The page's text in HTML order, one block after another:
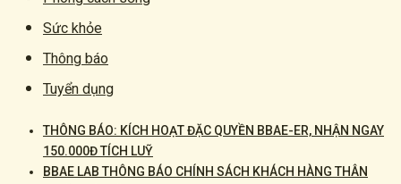
Sức khỏe
Thông báo
Tuyển dụng
THÔNG BÁO: KÍCH HOẠT ĐẶC QUYỀN BBAE-ER, NHẬN NGAY
150.000Đ TÍCH LUỸ
BBAE LAB THÔNG BÁO CHÍNH SÁCH KHÁCH HÀNG THÂN